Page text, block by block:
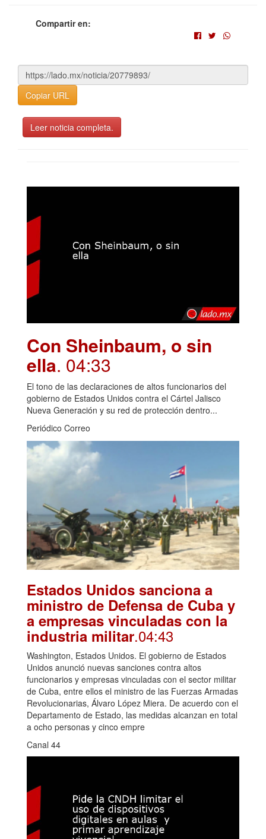
Compartir en:
Copiar URL
Leer noticia completa.
Con Sheinbaum, o sin
ella. 04:33
El tono de las declaraciones de altos funcionarios del
gobierno de Estados Unidos contra el Cártel Jalisco
Nueva Generación y su red de protección dentro...
Periódico Correo
Estados Unidos sanciona a
ministro de Defensa de Cuba y
a empresas vinculadas con la
industria militar.04:43
Washington, Estados Unidos. El gobierno de Estados
Unidos anunció nuevas sanciones contra altos
funcionarios y empresas vinculadas con el sector militar
de Cuba, entre ellos el ministro de las Fuerzas Armadas
Revolucionarias, Álvaro López Miera. De acuerdo con el
Departamento de Estado, las medidas alcanzan en total
a ocho personas y cinco empre
Canal 44